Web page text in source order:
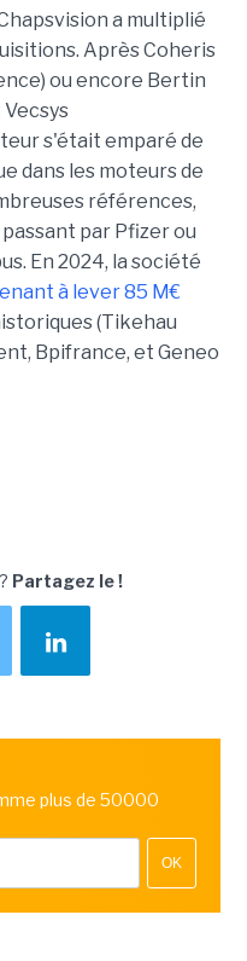
a multiplié
Après Coheris
ou encore Bertin
s'était emparé de
dans les moteurs de
références,
par Pfizer ou
En 2024, la société
à lever 85 M€
(Tikehau
Bpifrance, et Geneo
Partagez le !
plus de 50000
OK